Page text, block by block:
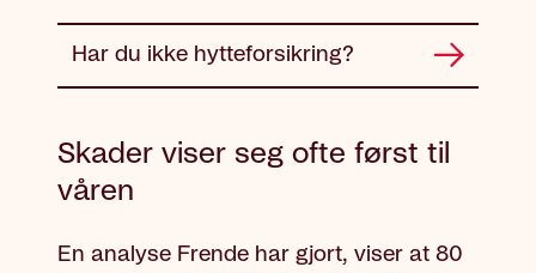
Har du ikke hytteforsikring?
Skader viser seg ofte først til
våren
En analyse Frende har gjort, viser at 80